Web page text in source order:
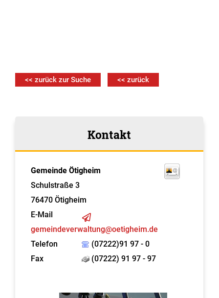
<< zurück zur Suche << zurück
Kontakt
Gemeinde Ötigheim
Schulstraße 3
76470 Ötigheim
E-Mail
gemeindeverwaltung@oetigheim.de
Telefon
(07222)91 97 - 0
Fax
(07222) 91 97 - 97